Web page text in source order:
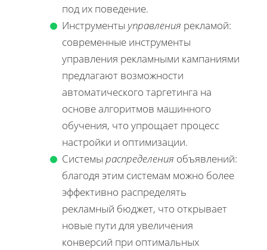
под их поведение.
Инструменты управления рекламой:
современные инструменты
управления рекламными кампаниями
предлагают возможности
автоматического таргетинга на
основе алгоритмов машинного
обучения, что упрощает процесс
настройки и оптимизации.
Системы распределения объявлений:
благодя этим системам можно более
эффективно распределять
рекламный бюджет, что открывает
новые пути для увеличения
конверсий при оптимальных